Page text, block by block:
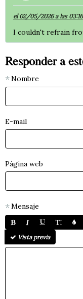
el 02/05/2026 a las 03:16
I couldn't refrain
Responder a
Nombre
E-mail
Página web
Mensaje
Vista previa